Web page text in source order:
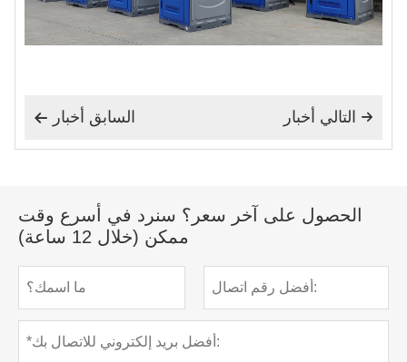
 السابق أخبار  التالي أخبار
الحصول على آخر سعر؟ سنرد في أسرع وقت
ممكن (خلال 12 ساعة)